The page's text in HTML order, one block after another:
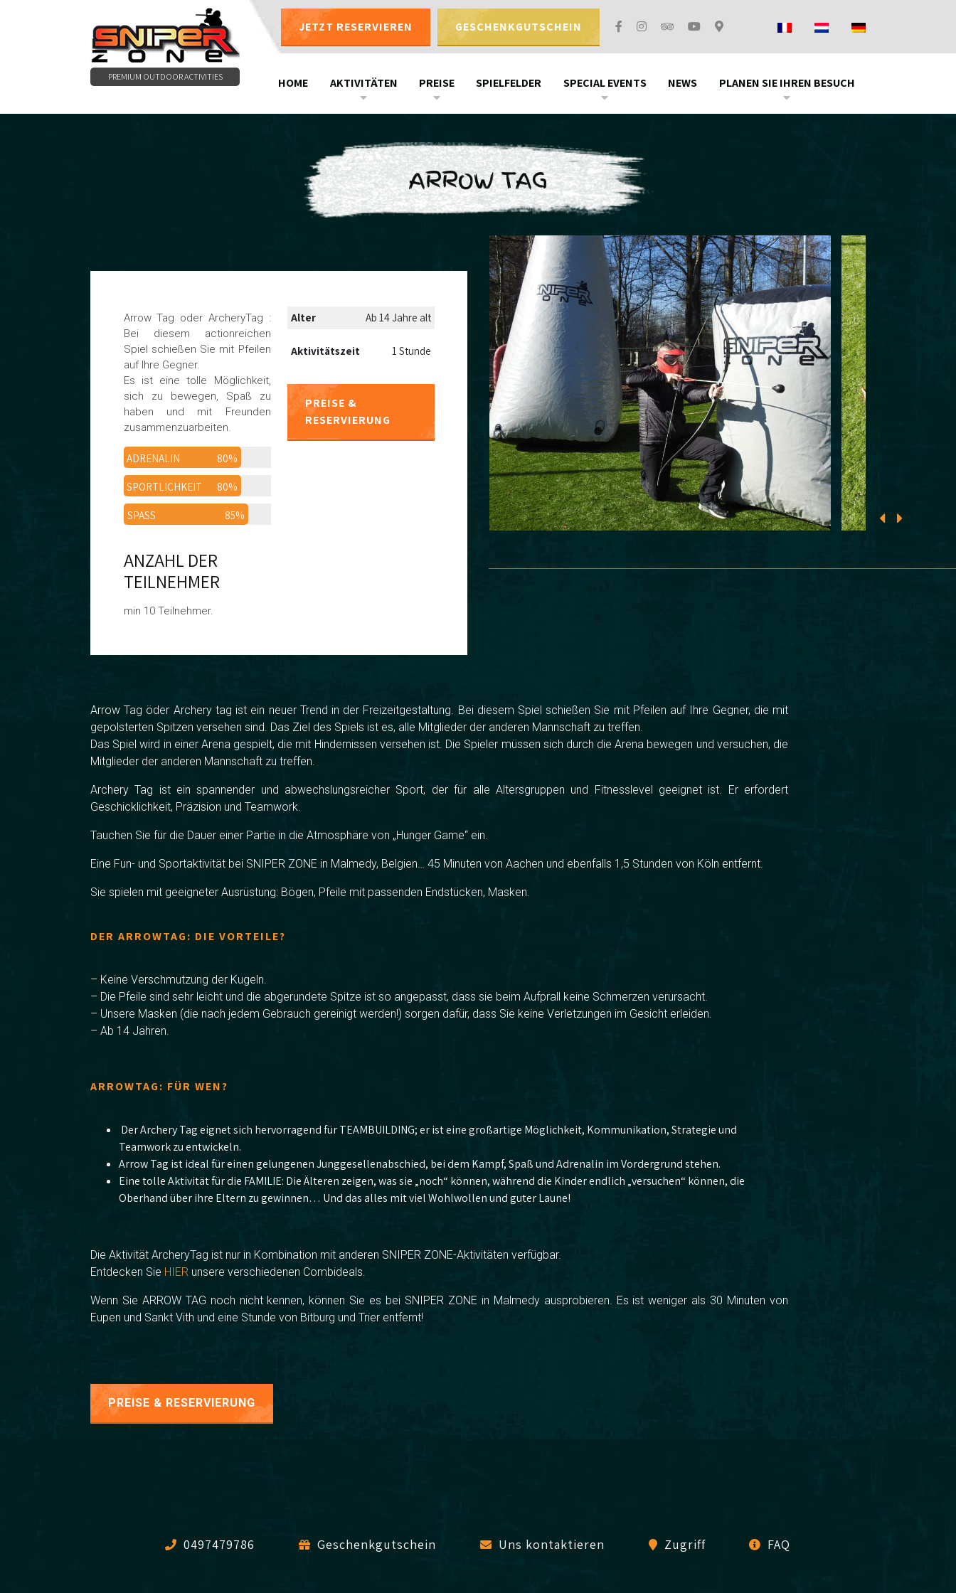
PREMIUM OUTDOOR ACTIVITIES
JETZT RESERVIEREN GESCHENKGUTSCHEIN
HOME AKTIVITÄTEN PREISE SPIELFELDER SPECIAL EVENTS NEWS PLANEN SIE IHREN BESUCH
ARROW TAG
Arrow Tag oder ArcheryTag :
Bei diesem actionreichen
Spiel schießen Sie mit Pfeilen
auf Ihre Gegner.
Es ist eine tolle Möglichkeit,
sich zu bewegen, Spaß zu
haben und mit Freunden
zusammenzuarbeiten.
ADRENALIN 80%
SPORTLICHKEIT 80%
SPASS 85%
ANZAHL DER
TEILNEHMER
min 10 Teilnehmer.
Alter Ab 14 Jahre alt
Aktivitätszeit 1 Stunde
PREISE &
RESERVIERUNG
Arrow Tag öder Archery tag ist ein neuer Trend in der Freizeitgestaltung. Bei diesem Spiel schießen Sie mit Pfeilen auf Ihre Gegner, die mit
gepolsterten Spitzen versehen sind. Das Ziel des Spiels ist es, alle Mitglieder der anderen Mannschaft zu treffen.
Das Spiel wird in einer Arena gespielt, die mit Hindernissen versehen ist. Die Spieler müssen sich durch die Arena bewegen und versuchen, die
Mitglieder der anderen Mannschaft zu treffen.
Archery Tag ist ein spannender und abwechslungsreicher Sport, der für alle Altersgruppen und Fitnesslevel geeignet ist. Er erfordert
Geschicklichkeit, Präzision und Teamwork.
Tauchen Sie für die Dauer einer Partie in die Atmosphäre von „Hunger Game“ ein.
Eine Fun- und Sportaktivität bei SNIPER ZONE in Malmedy, Belgien… 45 Minuten von Aachen und ebenfalls 1,5 Stunden von Köln entfernt.
Sie spielen mit geeigneter Ausrüstung: Bögen, Pfeile mit passenden Endstücken, Masken.
DER ARROWTAG: DIE VORTEILE?
– Keine Verschmutzung der Kugeln.
– Die Pfeile sind sehr leicht und die abgerundete Spitze ist so angepasst, dass sie beim Aufprall keine Schmerzen verursacht.
– Unsere Masken (die nach jedem Gebrauch gereinigt werden!) sorgen dafür, dass Sie keine Verletzungen im Gesicht erleiden.
– Ab 14 Jahren.
ARROWTAG: FÜR WEN?
Der Archery Tag eignet sich hervorragend für TEAMBUILDING; er ist eine großartige Möglichkeit, Kommunikation, Strategie und
Teamwork zu entwickeln.
Arrow Tag ist ideal für einen gelungenen Junggesellenabschied, bei dem Kampf, Spaß und Adrenalin im Vordergrund stehen.
Eine tolle Aktivität für die FAMILIE: Die Älteren zeigen, was sie „noch“ können, während die Kinder endlich „versuchen“ können, die
Oberhand über ihre Eltern zu gewinnen… Und das alles mit viel Wohlwollen und guter Laune!
Die Aktivität ArcheryTag ist nur in Kombination mit anderen SNIPER ZONE-Aktivitäten verfügbar.
Entdecken Sie HIER unsere verschiedenen Combideals.
Wenn Sie ARROW TAG noch nicht kennen, können Sie es bei SNIPER ZONE in Malmedy ausprobieren. Es ist weniger als 30 Minuten von
Eupen und Sankt Vith und eine Stunde von Bitburg und Trier entfernt!
PREISE & RESERVIERUNG
0497479786 Geschenkgutschein Uns kontaktieren Zugriff FAQ